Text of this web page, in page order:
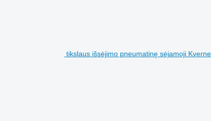
tikslaus išsėjimo pneumatinę sėjamoji